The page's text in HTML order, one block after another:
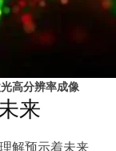
高分辨率成像
来
解预示着未来